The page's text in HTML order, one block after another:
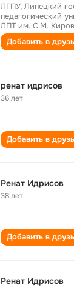
ЛГПУ, Липецкий
педагогический
ЛПТ им. С.М.
Добавить в
ренат идрисов
36 лет
Добавить в
Ренат Идрисов
38 лет
Добавить в
Ренат Идрисов